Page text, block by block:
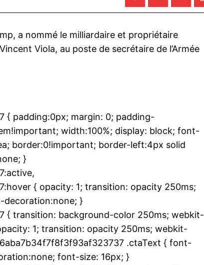
a nommé le milliardaire et propriétaire
Viola, au poste de secrétaire de l’Armée
{ padding:0px; margin: 0; padding-
width:100%; display: block; font-
border:0!important; border-left:4px solid
}
{ opacity: 1; transition: opacity 250ms;
}
{ transition: background-color 250ms; webkit-
1; transition: opacity 250ms; webkit-
.ctaText { font-
font-size: 16px; }